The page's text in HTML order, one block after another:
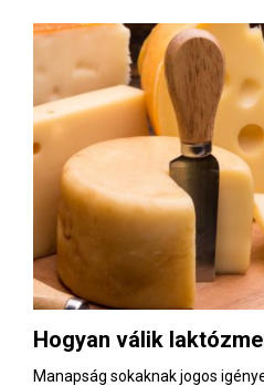
Hogyan válik
Manapság sokaknak jogos